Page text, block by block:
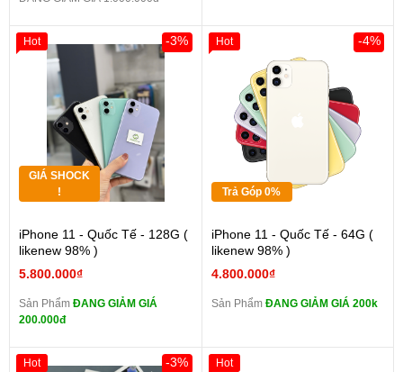
GIÁ SHOCK
!
iPhone 11 - Quốc Tế - 128G (
likenew 98% )
5.800.000₫
-3%
Sản Phẩm ĐANG GIẢM GIÁ
200.000đ
Hot
Trả Góp 0%
iPhone 11 - Quốc Tế - 64G (
likenew 98% )
4.800.000₫
-4%
Sản Phẩm ĐANG GIẢM GIÁ 200k
Hot
-3%
Hot Hot